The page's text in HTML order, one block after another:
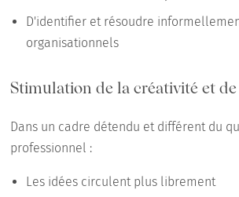
D'identifier et résoudre
organisationnels
Stimulation de la créativité et
Dans un cadre détendu et différent du
professionnel :
Les idées circulent plus librement